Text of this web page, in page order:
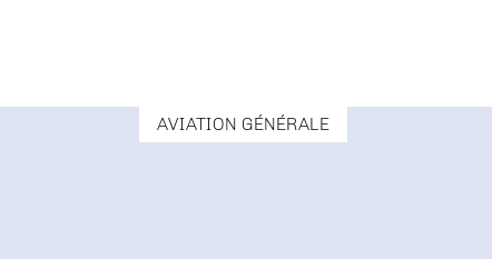
AVIATION GÉNÉRALE